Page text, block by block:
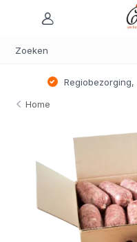
Regiobezorging,
Home